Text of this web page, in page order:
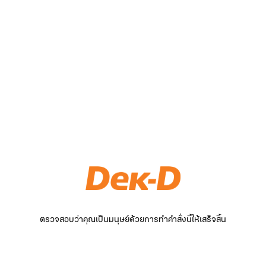
ตรวจสอบว่าคุณเป็นมนุษย์ด้วยการทำคำสั่งนี้ให้เสร็จสิ้น